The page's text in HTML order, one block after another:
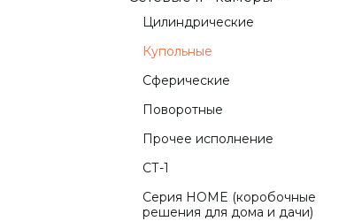
Цилиндрические
Купольные
Сферические
Поворотные
Прочее исполнение
СТ-1
Серия HOME (коробочные
решения для дома и дачи)